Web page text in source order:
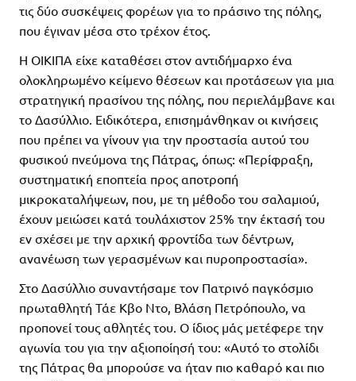
τις δύο συσκέψεις φορέων για το πράσινο της πόλης,
που έγιναν μέσα στο τρέχον έτος.
Η ΟΙΚΙΠΑ είχε καταθέσει στον αντιδήμαρχο ένα
ολοκληρωμένο κείμενο θέσεων και προτάσεων για μια
στρατηγική πρασίνου της πόλης, που περιελάμβανε και
το Δασύλλιο. Ειδικότερα, επισημάνθηκαν οι κινήσεις
που πρέπει να γίνουν για την προστασία αυτού του
φυσικού πνεύμονα της Πάτρας, όπως: «Περίφραξη,
συστηματική εποπτεία προς αποτροπή
μικροκαταλήψεων, που, με τη μέθοδο του σαλαμιού,
έχουν μειώσει κατά τουλάχιστον 25% την έκτασή του
εν σχέσει με την αρχική φροντίδα των δέντρων,
ανανέωση των γερασμένων και πυροπροστασία».
Στο Δασύλλιο συναντήσαμε τον Πατρινό παγκόσμιο
πρωταθλητή Τάε Κβο Ντο, Βλάση Πετρόπουλο, να
προπονεί τους αθλητές του. Ο ίδιος μάς μετέφερε την
αγωνία του για την αξιοποίησή του: «Αυτό το στολίδι
της Πάτρας θα μπορούσε να ήταν πιο καθαρό και πιο